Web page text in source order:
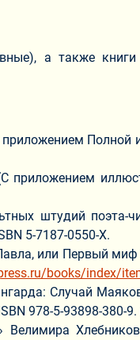
а также книги
приложением
штудий
5-7187-0550-Х.
или Первый миф
books/index/
Случай
978-5-93898-380-9.
Велимира